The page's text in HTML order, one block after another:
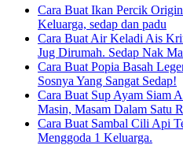
Cara Buat Ikan Percik
Keluarga, sedap dan padu
Cara Buat Air Keladi Ais
Jug Dirumah. Sedap Nak
Cara Buat Popia Basah
Sosnya Yang Sangat Sedap!
Cara Buat Sup Ayam Siam
Masin, Masam Dalam Satu
Cara Buat Sambal Cili Api
Menggoda 1 Keluarga.